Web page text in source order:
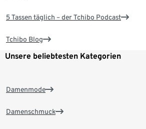
5 Tassen täglich – der Tchibo Podcast
Tchibo Blog
Unsere beliebtesten Kategorien
Damenmode
Damenschmuck